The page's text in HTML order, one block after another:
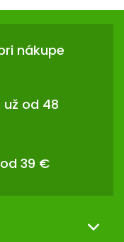
nákupe
od 48
39 €